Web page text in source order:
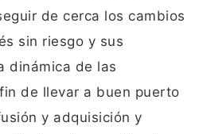
de cerca los cambios
sin riesgo y sus
dinámica de las
de llevar a buen puerto
y adquisición y